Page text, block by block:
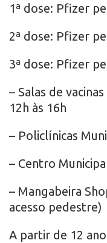
1ª dose: Pfizer
2ª dose: Pfizer
3ª dose: Pfizer
– Salas de
12h às 16h
– Policlínicas
– Centro
– Mangabeira
acesso pedestre)
A partir de 12